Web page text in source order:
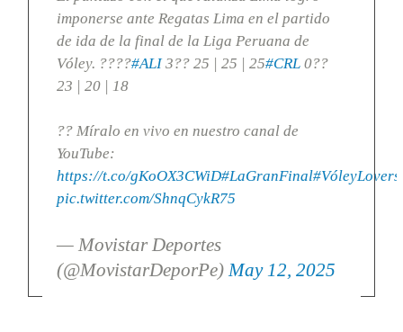
imponerse ante Regatas Lima en el partido
de ida de la final de la Liga Peruana de
Vóley. ????#ALI3?? 25 | 25 | 25#CRL0??
23 | 20 | 18
?? Míralo en vivo en nuestro canal de
YouTube:
https://t.co/gKoOX3CWiD#LaGranFinal#VóleyLovers
pic.twitter.com/ShnqCykR75
— Movistar Deportes
(@MovistarDeporPe)May 12, 2025